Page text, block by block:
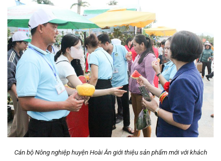
Cán bộ Nông nghiệp huyện Hoài Ân giới thiệu sản phẩm mới với khách